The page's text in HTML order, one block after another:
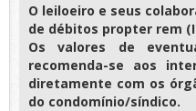
O leiloeiro e seus
de débitos propter rem
Os valores de
recomenda-se aos
diretamente com os
do condomínio/síndico.